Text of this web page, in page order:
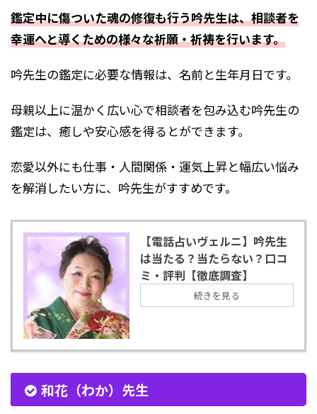
鑑定中に傷ついた魂の修復も行う吟先生は、相談者を
幸運へと導くための様々な祈願・祈祷を行います。
吟先生の鑑定に必要な情報は、名前と生年月日です。
母親以上に温かく広い心で相談者を包み込む吟先生の
鑑定は、癒しや安心感を得るとができます。
恋愛以外にも仕事・人間関係・運気上昇と幅広い悩み
を解消したい方に、吟先生がすすめです。
【電話占いヴェルニ】吟先生
は当たる？当たらない？口コ
ミ・評判【徹底調査】
続きを見る
和花（わか）先生